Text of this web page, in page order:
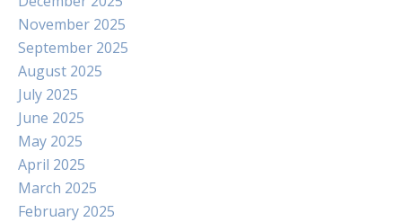
November 2025
September 2025
August 2025
July 2025
June 2025
May 2025
April 2025
March 2025
February 2025